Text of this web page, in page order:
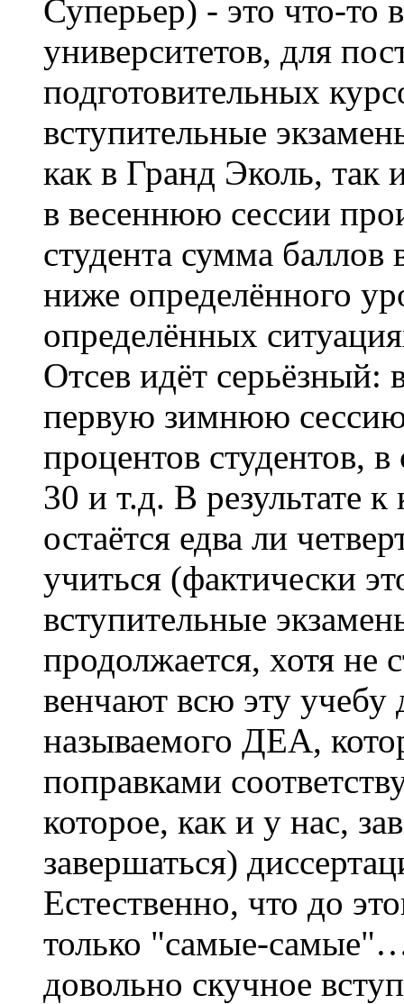
Суперьер) - это что-то
университетов, для
подготовительных
вступительные
как в Гранд Эколь,
в весеннюю сессии
студента сумма баллов
ниже определённого
определённых
Отсев идёт серьёзный:
первую зимнюю
процентов студентов,
30 и т.д. В результате
остаётся едва ли
учиться (фактически
вступительные
продолжается, хотя не
венчают всю эту учебу
называемого ДЕА,
поправками
которое, как и у нас,
завершаться)
Естественно, что до
только "самые-
довольно скучное